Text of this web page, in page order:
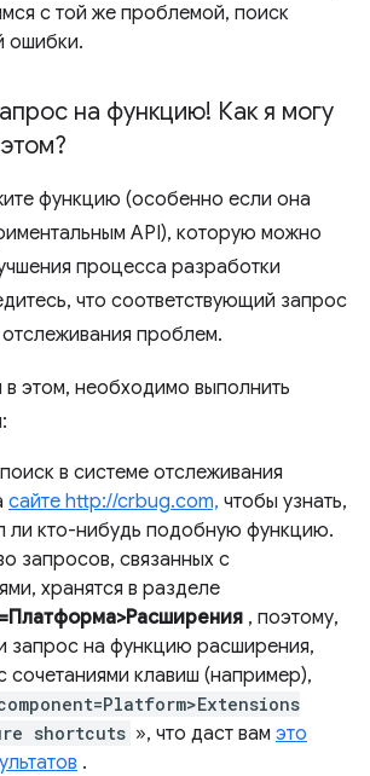
с той же проблемой, поиск
ошибки.
на функцию! Как я могу
функцию (особенно если она
API), которую можно
процесса разработки
что соответствующий запрос
проблем.
в этом, необходимо выполнить
в системе отслеживания
сайте http://crbug.com, чтобы узнать,
ли кто-нибудь подобную функцию.
запросов, связанных с
хранятся в разделе
, поэтому,
запрос на функцию расширения,
сочетаниями клавиш (например),
shortcuts », что даст вам это
.